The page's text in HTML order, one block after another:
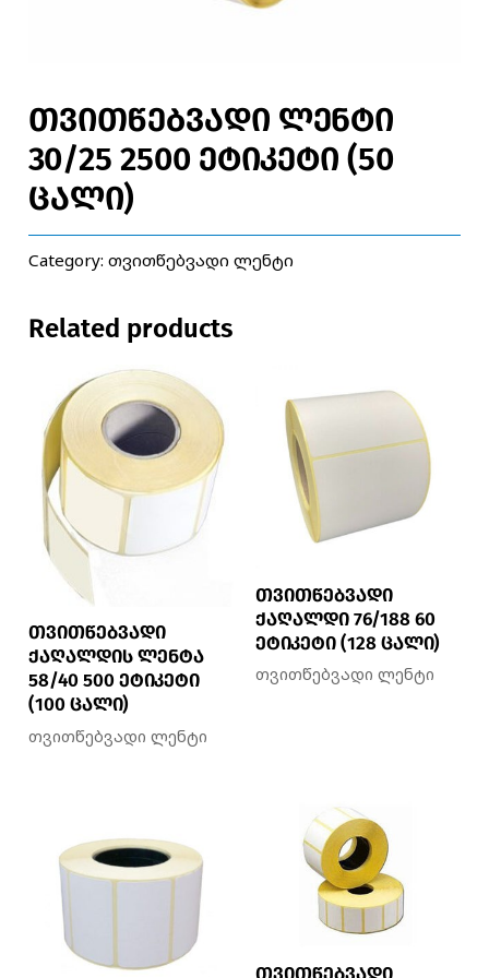
თვითწებვადი ლენტი
30/25 2500 ეტიკეტი (50
ცალი)
Category:თვითწებვადი ლენტი
Related products
თვითწებვადი
ქაღალდის ლენტა
58/40 500 ეტიკეტი
(100 ცალი)
თვითწებვადი ლენტი
თვითწებვადი
ქაღალდი 76/188 60
ეტიკეტი (128 ცალი)
თვითწებვადი ლენტი